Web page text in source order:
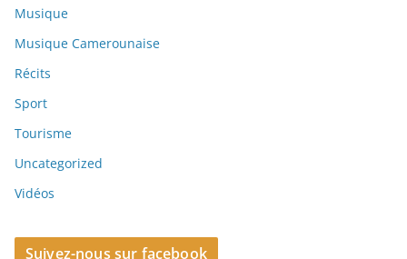
Musique
Musique Camerounaise
Récits
Sport
Tourisme
Uncategorized
Vidéos
Suivez-nous sur facebook